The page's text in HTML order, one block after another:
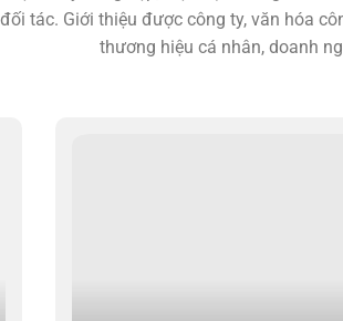
tác. Giới thiệu được công ty, văn hóa
thương hiệu cá nhân, doanh